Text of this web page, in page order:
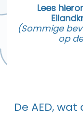
Lees
(Sommige
op
De AED,